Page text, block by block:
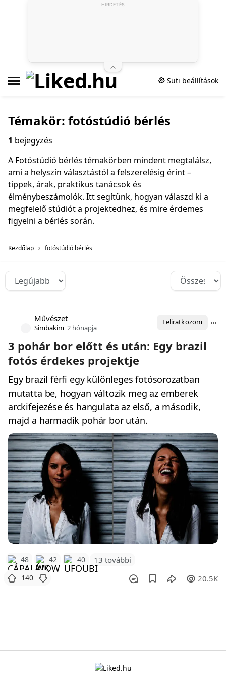
Süti beállítások
Témakör: fotóstúdió bérlés
1 bejegyzés
A Fotóstúdió bérlés témakörben mindent megtalálsz,
ami a helyszín választástól a felszerelésig érint –
tippek, árak, praktikus tanácsok és
élménybeszámolók. Itt segítünk, hogyan válaszd ki a
megfelelő stúdiót a projektedhez, és mire érdemes
figyelni a bérlés során.
Kezdőlap fotóstúdió bérlés
Művészet
Simbakim 2 hónapja
Feliratkozom
3 pohár bor előtt és után: Egy brazil
fotós érdekes projektje
Egy brazil férfi egy különleges fotósorozatban
mutatta be, hogyan változik meg az emberek
arckifejezése és hangulata az első, a második,
majd a harmadik pohár bor után.
48 42 40 13 további
140 20.5K
HIRDETÉS